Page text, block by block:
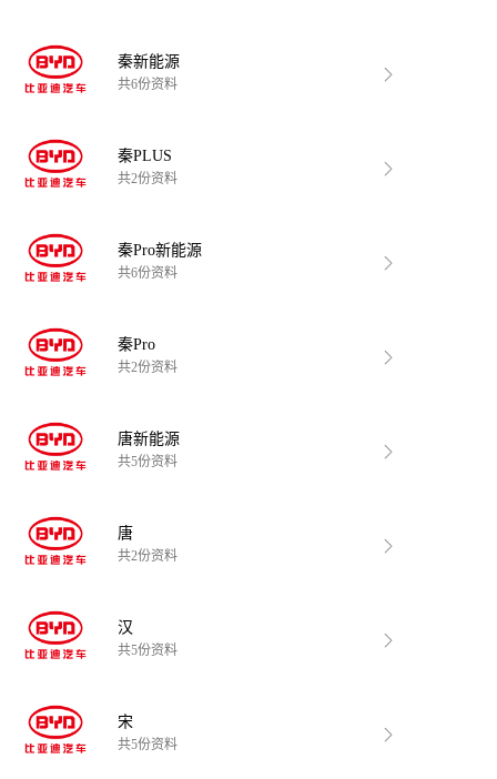
秦新能源
共6份资料
秦PLUS
共2份资料
秦Pro新能源
共6份资料
秦Pro
共2份资料
唐新能源
共5份资料
唐
共2份资料
汉
共5份资料
宋
共5份资料